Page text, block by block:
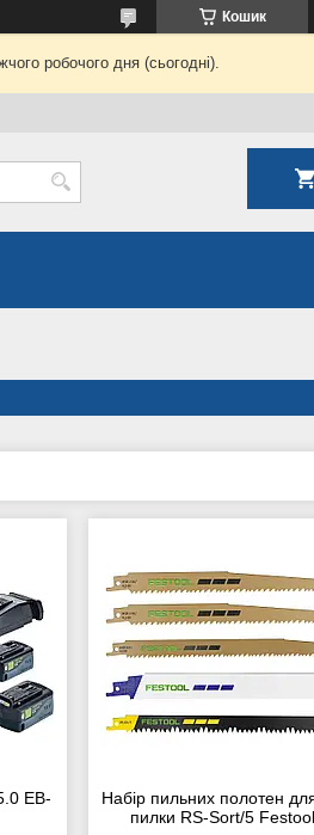
Кошик
робочого дня (сьогодні).
EB-
Набір пильних полотен
пилки RS-Sort/5